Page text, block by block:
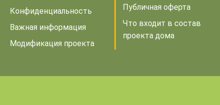
Конфиденциальность
Важная информация
Модификация проекта
Публичная оферта
Что входит в состав
проекта дома